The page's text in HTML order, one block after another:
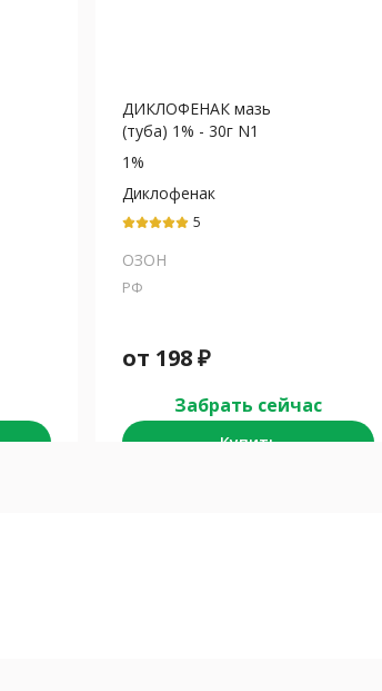
ДИКЛОФЕНАК мазь
(туба) 1% - 30г N1
1%
Диклофенак
5
ОЗОН
РФ
от 198₽
Забрать сейчас
Купить